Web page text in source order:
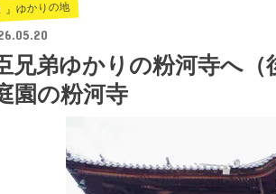
』ゆかりの地
兄弟ゆかりの粉河寺へ
園の粉河寺